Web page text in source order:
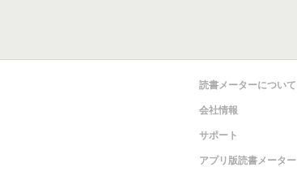
読書メーターについて
会社情報
サポート
アプリ版読書メーター